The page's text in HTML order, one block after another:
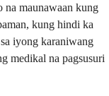
na maunawaan kung
kung hindi ka
iyong karaniwang
medikal na pagsusuri